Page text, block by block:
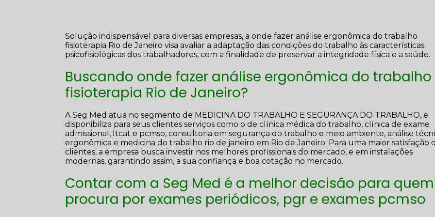
Solução indispensável para diversas empresas, a onde fazer análise ergonômica do trabalho
fisioterapia Rio de Janeiro visa avaliar a adaptação das condições do trabalho às características
psicofisiológicas dos trabalhadores, com a finalidade de preservar a integridade física e a saúde.
Buscando onde fazer análise ergonômica do trabalho
fisioterapia Rio de Janeiro?
A Seg Med atua no segmento de MEDICINA DO TRABALHO E SEGURANÇA DO TRABALHO, e
disponibiliza para seus clientes serviços como o de clínica médica do trabalho, clínica de exame
admissional, ltcat e pcmso, consultoria em segurança do trabalho e meio ambiente, análise
ergonômica e medicina do trabalho rio de janeiro em Rio de Janeiro. Para uma maior satisfação
clientes, a empresa busca investir nos melhores profissionais do mercado, e em instalações
modernas, garantindo assim, a sua confiança e boa cotação no mercado.
Contar com a Seg Med é a melhor decisão para quem
procura por exames periódicos, pgr e exames pcmso